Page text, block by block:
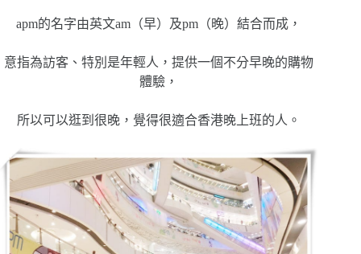
apm的名字由英文am（早）及pm（晚）結合而成，
意指為訪客、特別是年輕人，提供一個不分早晚的購物
體驗，
所以可以逛到很晚，覺得很適合香港晚上班的人。